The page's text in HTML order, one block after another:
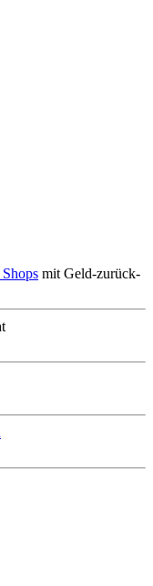
mit Geld-zurück-